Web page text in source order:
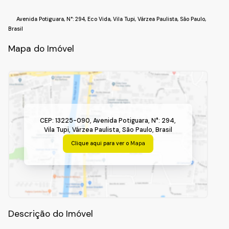
Avenida Potiguara,N°: 294,Eco Vida,Vila Tupi,Várzea Paulista, São Paulo,
Brasil
Mapa do Imóvel
CEP: 13225-090,Avenida Potiguara,N°: 294,
Vila Tupi, Várzea Paulista, São Paulo, Brasil
Clique aqui para ver o Mapa
Descrição do Imóvel